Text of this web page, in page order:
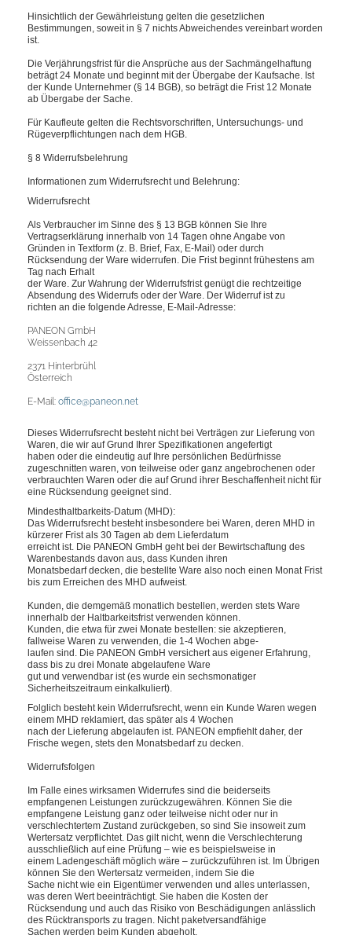
Hinsichtlich der Gewährleistung gelten die gesetzlichen
Bestimmungen, soweit in § 7 nichts Abweichendes vereinbart worden
ist.
Die Verjährungsfrist für die Ansprüche aus der Sachmängelhaftung
beträgt 24 Monate und beginnt mit der Übergabe der Kaufsache. Ist
der Kunde Unternehmer (§ 14 BGB), so beträgt die Frist 12 Monate
ab Übergabe der Sache.
Für Kaufleute gelten die Rechtsvorschriften, Untersuchungs- und
Rügeverpflichtungen nach dem HGB.
§ 8 Widerrufsbelehrung
Informationen zum Widerrufsrecht und Belehrung:
Widerrufsrecht
Als Verbraucher im Sinne des § 13 BGB können Sie Ihre
Vertragserklärung innerhalb von 14 Tagen ohne Angabe von
Gründen in Textform (z. B. Brief, Fax, E-Mail) oder durch
Rücksendung der Ware widerrufen. Die Frist beginnt frühestens am
Tag nach Erhalt
der Ware. Zur Wahrung der Widerrufsfrist genügt die rechtzeitige
Absendung des Widerrufs oder der Ware. Der Widerruf ist zu
richten an die folgende Adresse, E-Mail-Adresse:
PANEON GmbH
Weissenbach 42
2371 Hinterbrühl
Österreich
E-Mail: office@paneon.net
Dieses Widerrufsrecht besteht nicht bei Verträgen zur Lieferung von
Waren, die wir auf Grund Ihrer Spezifikationen angefertigt
haben oder die eindeutig auf Ihre persönlichen Bedürfnisse
zugeschnitten waren, von teilweise oder ganz angebrochenen oder
verbrauchten Waren oder die auf Grund ihrer Beschaffenheit nicht für
eine Rücksendung geeignet sind.
Mindesthaltbarkeits-Datum (MHD):
Das Widerrufsrecht besteht insbesondere bei Waren, deren MHD in
kürzerer Frist als 30 Tagen ab dem Lieferdatum
erreicht ist. Die PANEON GmbH geht bei der Bewirtschaftung des
Warenbestands davon aus, dass Kunden ihren
Monatsbedarf decken, die bestellte Ware also noch einen Monat Frist
bis zum Erreichen des MHD aufweist.
Kunden, die demgemäß monatlich bestellen, werden stets Ware
innerhalb der Haltbarkeitsfrist verwenden können.
Kunden, die etwa für zwei Monate bestellen: sie akzeptieren,
fallweise Waren zu verwenden, die 1-4 Wochen abge-
laufen sind. Die PANEON GmbH versichert aus eigener Erfahrung,
dass bis zu drei Monate abgelaufene Ware
gut und verwendbar ist (es wurde ein sechsmonatiger
Sicherheitszeitraum einkalkuliert).
Folglich besteht kein Widerrufsrecht, wenn ein Kunde Waren wegen
einem MHD reklamiert, das später als 4 Wochen
nach der Lieferung abgelaufen ist. PANEON empfiehlt daher, der
Frische wegen, stets den Monatsbedarf zu decken.
Widerrufsfolgen
Im Falle eines wirksamen Widerrufes sind die beiderseits
empfangenen Leistungen zurückzugewähren. Können Sie die
empfangene Leistung ganz oder teilweise nicht oder nur in
verschlechtertem Zustand zurückgeben, so sind Sie insoweit zum
Wertersatz verpflichtet. Das gilt nicht, wenn die Verschlechterung
ausschließlich auf eine Prüfung – wie es beispielsweise in
einem Ladengeschäft möglich wäre – zurückzuführen ist. Im Übrigen
können Sie den Wertersatz vermeiden, indem Sie die
Sache nicht wie ein Eigentümer verwenden und alles unterlassen,
was deren Wert beeinträchtigt. Sie haben die Kosten der
Rücksendung und auch das Risiko von Beschädigungen anlässlich
des Rücktransports zu tragen. Nicht paketversandfähige
Sachen werden beim Kunden abgeholt.